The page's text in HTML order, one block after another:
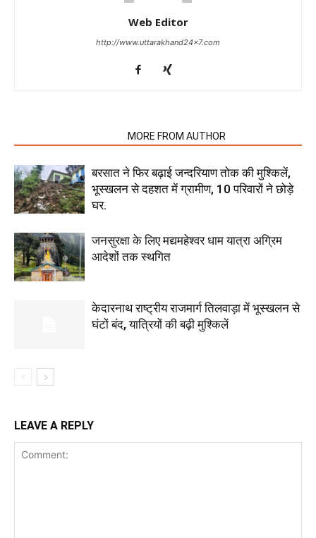
Web Editor
http://www.uttarakhand24x7.com
MORE FROM AUTHOR
बरसात ने फिर बढ़ाई जन्दरियाण तोक की मुश्किलें,
भूस्खलन से दहशत में ग्रामीण, 10 परिवारों ने छोड़े
घर.
जनसुरक्षा के लिए मद्यमहेश्वर धाम यात्रा अग्रिम
आदेशों तक स्थगित
केदारनाथ राष्ट्रीय राजमार्ग तिलवाड़ा में भूस्खलन से
घंटों बंद, यात्रियों की बढ़ी मुश्किलें
LEAVE A REPLY